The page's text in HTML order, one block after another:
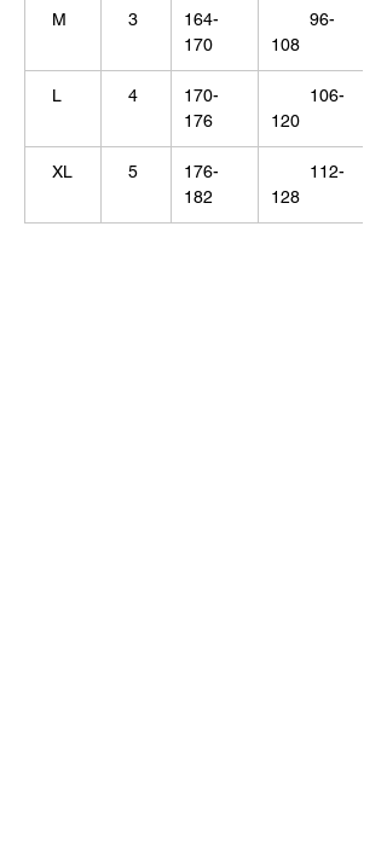
M 3
164-
170
96-
108
L 4
170-
176
106-
120
XL 5
176-
182
112-
128